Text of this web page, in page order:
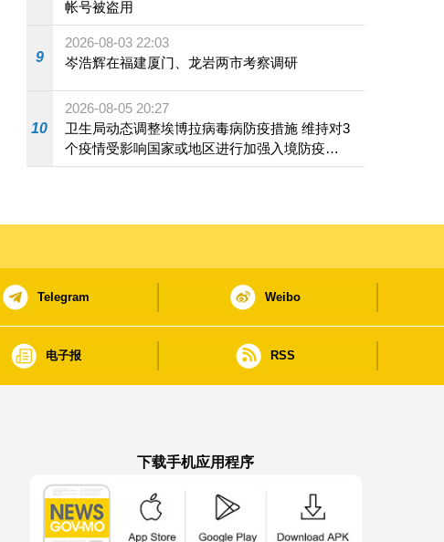
帐号被盗用
9
2026-08-03 22:03
岑浩辉在福建厦门、龙岩两市考察调研
10
2026-08-05 20:27
卫生局动态调整埃博拉病毒病防疫措施 维持对3
个疫情受影响国家或地区进行加强入境防疫措
施
Telegram Weibo
电子报 RSS
下载手机应用程序